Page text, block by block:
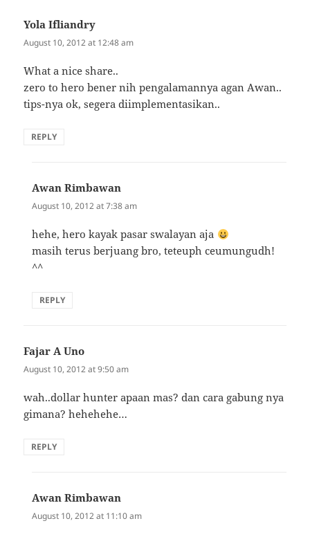
Yola Ifliandry
August 10, 2012 at 12:48 am
What a nice share..
zero to hero bener nih pengalamannya agan Awan..
tips-nya ok, segera diimplementasikan..
REPLY
Awan Rimbawan
August 10, 2012 at 7:38 am
hehe, hero kayak pasar swalayan aja
masih terus berjuang bro, teteuph ceumungudh!
^^
REPLY
Fajar A Uno
August 10, 2012 at 9:50 am
wah..dollar hunter apaan mas? dan cara gabung nya
gimana? hehehehe…
REPLY
Awan Rimbawan
August 10, 2012 at 11:10 am